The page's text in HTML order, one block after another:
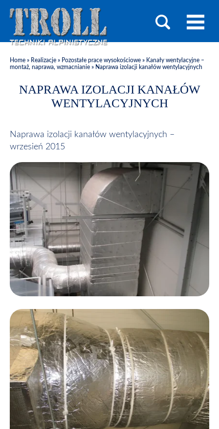
Home » Realizacje » Pozostałe prace wysokościowe » Kanały wentylacyjne –
montaż, naprawa, wzmacnianie » Naprawa izolacji kanałów wentylacyjnych
NAPRAWA IZOLACJI KANAŁÓW
WENTYLACYJNYCH
Naprawa izolacji kanałów wentylacyjnych –
wrzesień 2015